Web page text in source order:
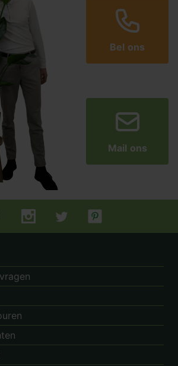
Bel ons
Mail ons
op Facebook
Tuincentrum.nl op Instagram
Tuincentrum.nl op Twitter
Tuincentrum.nl op